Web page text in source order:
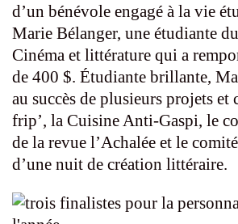
d’un bénévole engagé à la vie
Marie Bélanger, une étudiante
Cinéma et littérature qui a
de 400 $. Étudiante brillante,
au succès de plusieurs projets et
frip’, la Cuisine Anti-Gaspi, le
de la revue l’Achalée et le
d’une nuit de création littéraire.